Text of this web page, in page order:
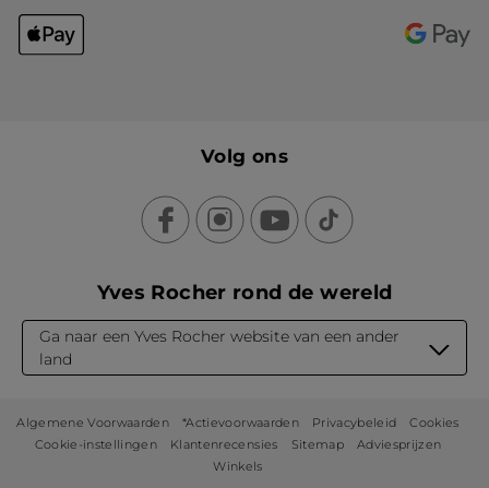
Volg ons
Yves Rocher rond de wereld
Ga naar een Yves Rocher website van een ander
land
Algemene Voorwaarden *Actievoorwaarden Privacybeleid
Cookies
Cookie-instellingen
Klantenrecensies Sitemap
Adviesprijzen
Winkels